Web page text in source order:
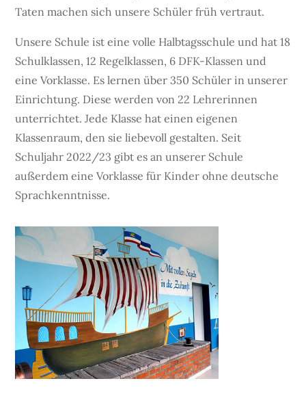
Taten machen sich unsere Schüler früh vertraut.
Unsere Schule ist eine volle Halbtagsschule und hat 18
Schulklassen, 12 Regelklassen, 6 DFK-Klassen und
eine Vorklasse. Es lernen über 350 Schüler in unserer
Einrichtung. Diese werden von 22 Lehrerinnen
unterrichtet. Jede Klasse hat einen eigenen
Klassenraum, den sie liebevoll gestalten. Seit
Schuljahr 2022/23 gibt es an unserer Schule
außerdem eine Vorklasse für Kinder ohne deutsche
Sprachkenntnisse.